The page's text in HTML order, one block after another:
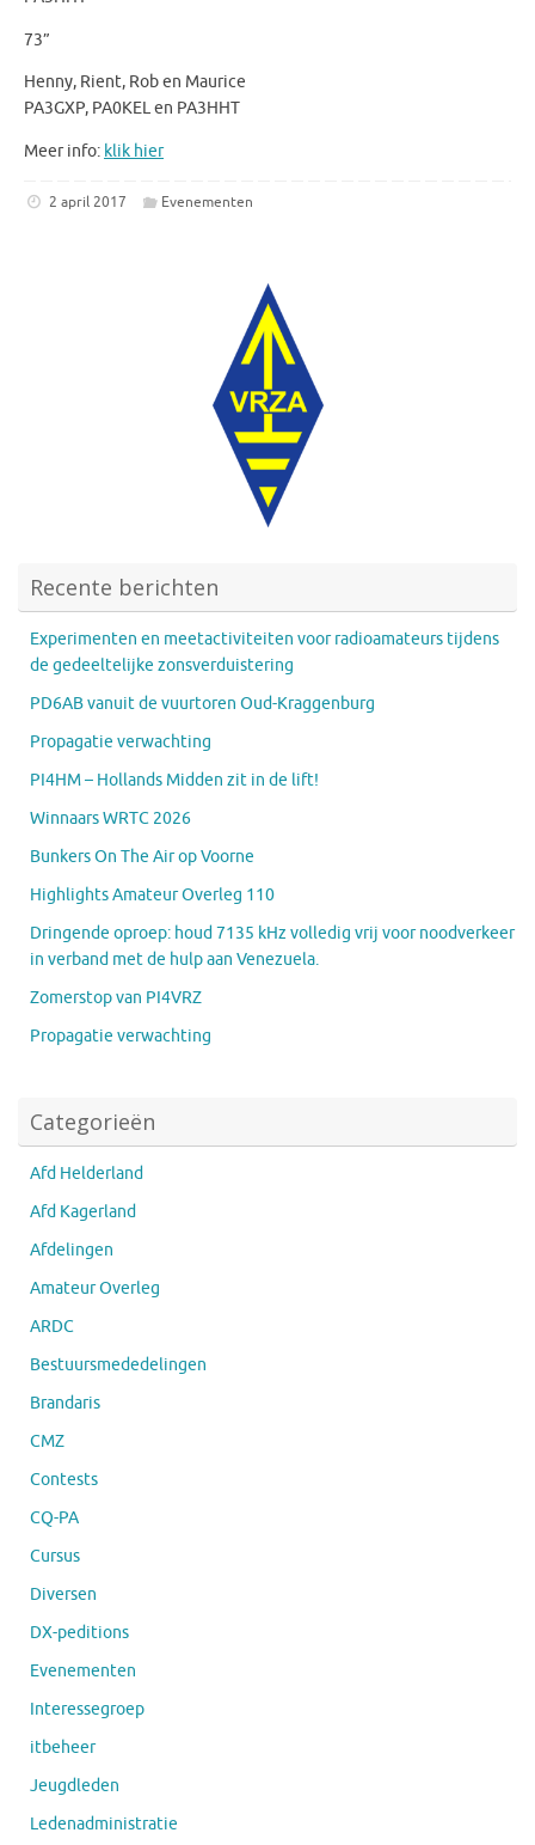
73”
Henny, Rient, Rob en Maurice
PA3GXP, PA0KEL en PA3HHT
Meer info: klik hier
2 april 2017 Evenementen
Recente berichten
Experimenten en meetactiviteiten voor radioamateurs tijdens
de gedeeltelijke zonsverduistering
PD6AB vanuit de vuurtoren Oud-Kraggenburg
Propagatie verwachting
PI4HM – Hollands Midden zit in de lift!
Winnaars WRTC 2026
Bunkers On The Air op Voorne
Highlights Amateur Overleg 110
Dringende oproep: houd 7135 kHz volledig vrij voor noodverkeer
in verband met de hulp aan Venezuela.
Zomerstop van PI4VRZ
Propagatie verwachting
Categorieën
Afd Helderland
Afd Kagerland
Afdelingen
Amateur Overleg
ARDC
Bestuursmededelingen
Brandaris
CMZ
Contests
CQ-PA
Cursus
Diversen
DX-peditions
Evenementen
Interessegroep
itbeheer
Jeugdleden
Ledenadministratie